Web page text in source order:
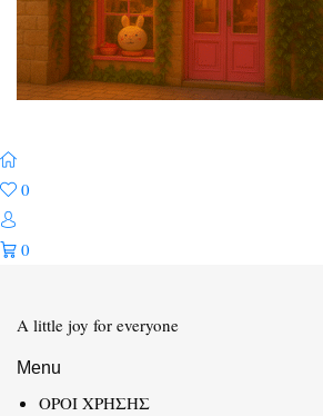
0
0
A little joy for everyone
Menu
ΟΡΟΙ ΧΡΗΣΗΣ